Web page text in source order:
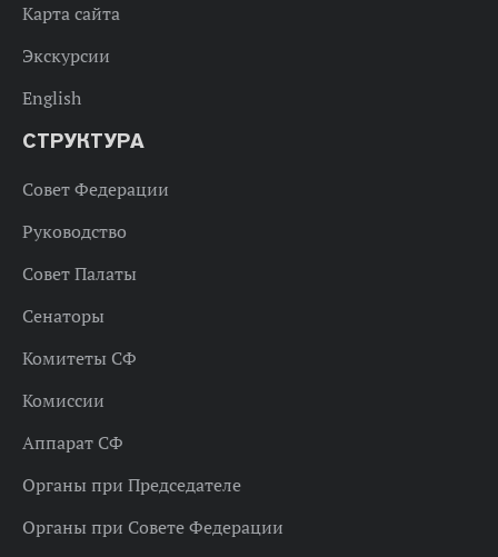
Карта сайта
Экскурсии
English
СТРУКТУРА
Совет Федерации
Руководство
Совет Палаты
Сенаторы
Комитеты СФ
Комиссии
Аппарат СФ
Органы при Председателе
Органы при Совете Федерации